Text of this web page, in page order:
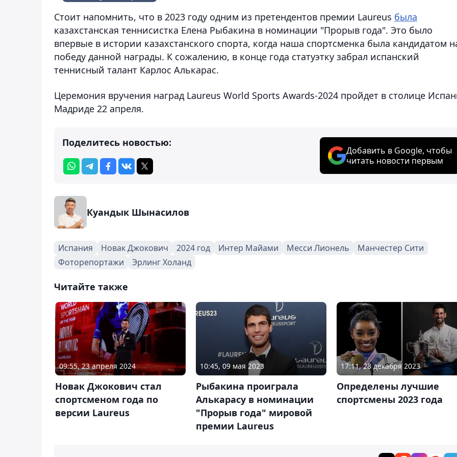
Стоит напомнить, что в 2023 году одним из претендентов премии Laureus была
казахстанская теннисистка Елена Рыбакина в номинации "Прорыв года". Это было
впервые в истории казахстанского спорта, когда наша спортсменка была кандидатом
победу данной награды. К сожалению, в конце года статуэтку забрал испанский
теннисный талант Карлос Алькарас.
Церемония вручения наград Laureus World Sports Awards-2024 пройдет в столице
Мадриде 22 апреля.
Поделитесь новостью:
Добавить в Google, чтобы
читать новости первым
Куандык Шынасилов
Испания Новак Джокович 2024 год Интер Майами Месси Лионель
Манчестер Сити
Фоторепортажи
Эрлинг Холанд
Читайте также
09:55, 23 апреля 2024
Новак Джокович стал
спортсменом года по
версии Laureus
10:45, 09 мая 2023
Рыбакина проиграла
Алькарасу в номинации
"Прорыв года" мировой
премии Laureus
17:11, 28 декабря 2023
Определены лучшие
спортсмены 2023 года